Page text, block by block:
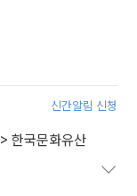
신간알림 신청
> 한국문화유산